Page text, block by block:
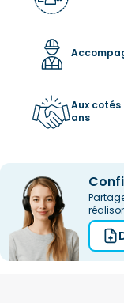
Tel.04 72 48
67360
Parc
Tel.03 88 72
Aux
ans